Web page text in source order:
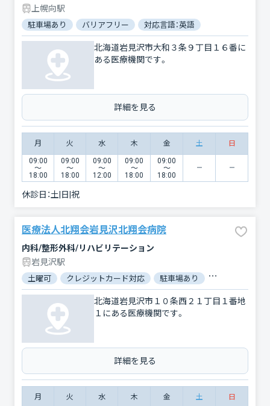
上幌向駅
駐車場あり バリアフリー 対応言語：英語
北海道岩見沢市大和３条９丁目１６番に
ある医療機関です。
詳細を見る
月 火 水 木 金 土 日
09:00
〜
18:00
09:00
〜
18:00
09:00
〜
12:00
09:00
〜
18:00
09:00
〜
18:00
休診日：土|日|祝
医療法人北翔会岩見沢北翔会病院
内科/整形外科/リハビリテーション
岩見沢駅
土曜可 クレジットカード対応 駐車場あり バリアフリー
北海道岩見沢市１０条西２１丁目１番地
１にある医療機関です。
詳細を見る
月 火 水 木 金 土 日